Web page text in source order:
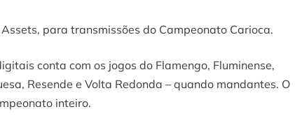
para transmissões do Campeonato Carioca.
conta com os jogos do Flamengo, Fluminense,
Resende e Volta Redonda – quando mandantes. O
inteiro.